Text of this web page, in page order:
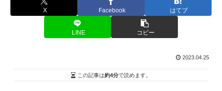
X Facebook はてブ
LINE コピー
2023.04.25
この記事は約4分で読めます。